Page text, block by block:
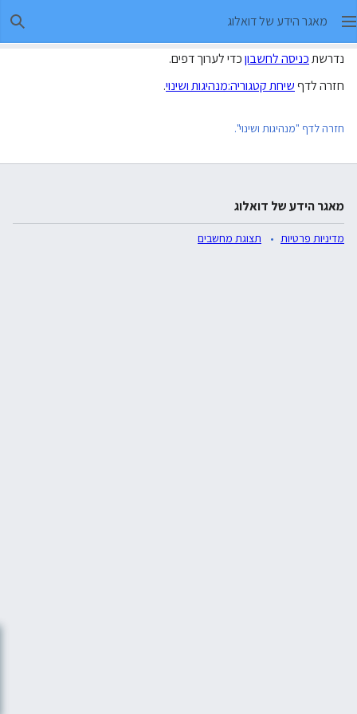
מאגר הידע של דואלוג
נדרשתכניסה לחשבוןכדי לערוך דפים.
חזרה לדףשיחת קטגוריה:מנהיגות ושינוי.
חזרה לדף "מנהיגות ושינוי".
מאגר הידע של דואלוג
מדיניות פרטיות תצוגת מחשבים